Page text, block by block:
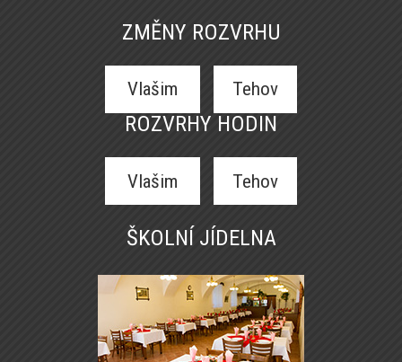
ZMĚNY ROZVRHU
Vlašim Tehov
ROZVRHY HODIN
Vlašim Tehov
ŠKOLNÍ JÍDELNA